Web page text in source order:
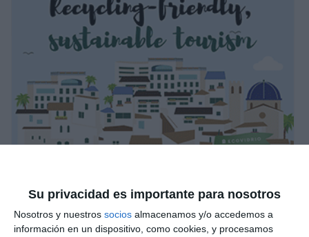
Su privacidad es importante para nosotros
Nosotros y nuestros socios almacenamos y/o accedemos a
información en un dispositivo, como cookies, y procesamos